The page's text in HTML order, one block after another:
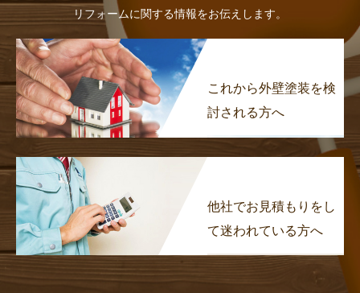
リフォームに関する情報をお伝えします。
これから外壁塗装を検
討される方へ
他社でお見積もりをし
て迷われている方へ